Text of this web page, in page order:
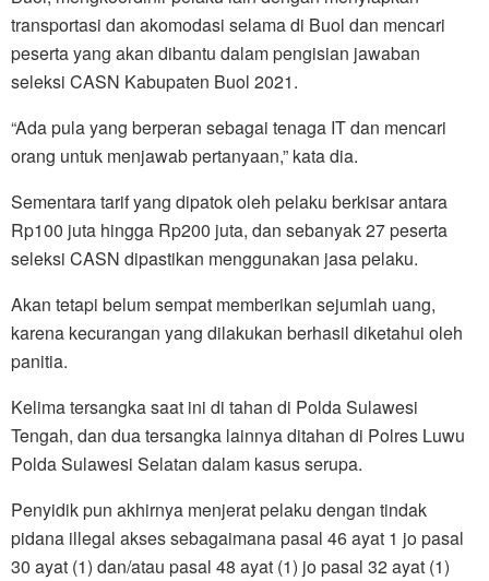
transportasi dan akomodasi selama di Buol dan mencari
peserta yang akan dibantu dalam pengisian jawaban
seleksi CASN Kabupaten Buol 2021.
“Ada pula yang berperan sebagai tenaga IT dan mencari
orang untuk menjawab pertanyaan,” kata dia.
Sementara tarif yang dipatok oleh pelaku berkisar antara
Rp100 juta hingga Rp200 juta, dan sebanyak 27 peserta
seleksi CASN dipastikan menggunakan jasa pelaku.
Akan tetapi belum sempat memberikan sejumlah uang,
karena kecurangan yang dilakukan berhasil diketahui oleh
panitia.
Kelima tersangka saat ini di tahan di Polda Sulawesi
Tengah, dan dua tersangka lainnya ditahan di Polres Luwu
Polda Sulawesi Selatan dalam kasus serupa.
Penyidik pun akhirnya menjerat pelaku dengan tindak
pidana illegal akses sebagaimana pasal 46 ayat 1 jo pasal
30 ayat (1) dan/atau pasal 48 ayat (1) jo pasal 32 ayat (1)